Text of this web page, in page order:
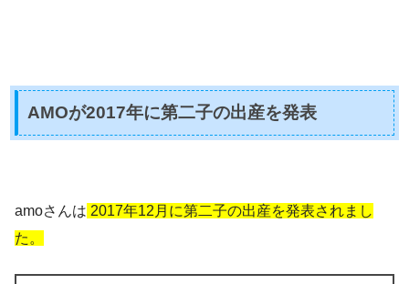
AMOが2017年に第二子の出産を発表
amoさんは 2017年12月に第二子の出産を発表されまし
た。